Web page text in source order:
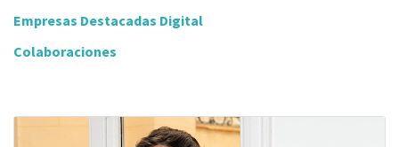
Empresas Destacadas Digital
Colaboraciones